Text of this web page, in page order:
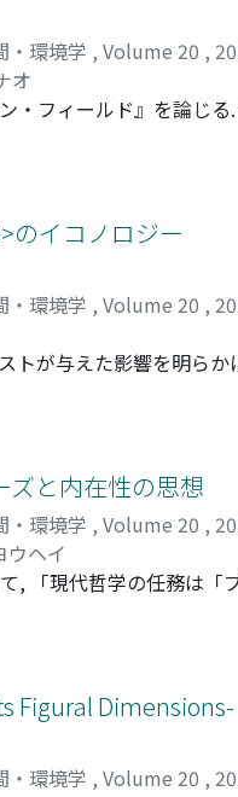
・環境学 , Volume 20 ,
オ
・フィールド』を論じ
なく調和的に論じられ
ではなく, 様々な映画的
するにあたりイディッ
フィールド』の製作経
分析する(IV).
のイコノロジー
・環境学 , Volume 20 ,
が与えた影響を明ら
末から16世紀半ばに
像がペストから人びと
指摘した. 第三章では,
のを取り上げ, 慈悲によ
に取引されるさまが表
ズと内在性の思想
・環境学 , Volume 20 ,
ウヘイ
, 「現代哲学の任務は「
倒させるものであると
では「プラトニスムの
にとって, プラトニス
とは, こうした超越的な
ることになる. そしてこ
向かっているのである.
Figural Dimensions-
・環境学 , Volume 20 ,